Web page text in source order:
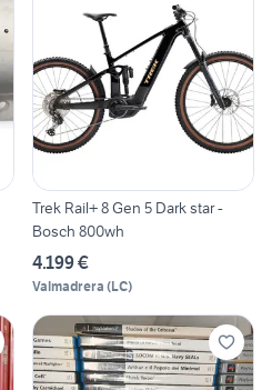
Trek Rail+ 8 Gen 5 Dark star -
Bosch 800wh
4.199 €
Valmadrera (LC)